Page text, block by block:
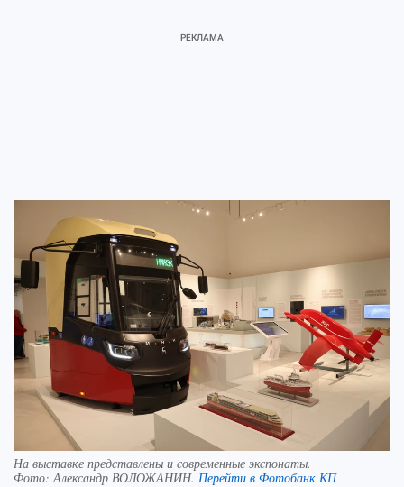
На выставке представлены и современные экспонаты.
Фото: Александр ВОЛОЖАНИН. Перейти в Фотобанк КП